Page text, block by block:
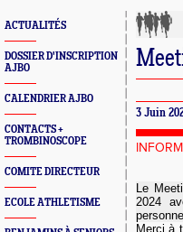
ACTUALITÉS
DOSSIER D'INSCRIPTION
AJBO
CALENDRIER AJBO
CONTACTS +
TROMBINOSCOPE
COMITE DIRECTEUR
ECOLE ATHLETISME
3 Juin
Le
2024
Merci à